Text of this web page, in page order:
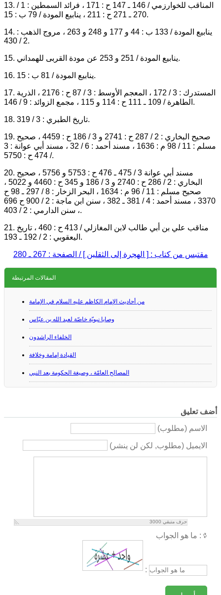
13. المناقب للخوارزمي / 146 ـ 147 ح : 171 ، فرائد السمطين : 1 /
270 ـ 271 ح : 211 ، ينابيع المودة / 79 ب : 15.
14. ينابيع المودة / 133 ب : 44 و 177 و 248 و 263 ، مروج الذهب :
2 / 430.
15. ينابيع المودة / 251 و 253 عن مودة القربى للهمداني.
16. ينابيع المودة / 81 ب : 15.
17. المستدرك : 3 / 172 ، المعجم الأوسط : 3 / 87 ح : 2176 ، الذرية
الطاهرة / 109 ـ 111 ح : 114 و 115 ، مجمع الزوائد : 9 / 146.
18. تاريخ الطبري : 3 / 319.
19. صحيح البخاري : 2 / 287 ح : 2741 و 3 / 186 ح : 4459 ، صحيح
مسلم : 11 / 98 م : 1636 ، مسند أحمد : 6 / 32 ، مسند أبي عوانة : 3
/ 474 ح : 5750.
20. مسند أبي عوانة 3 / 475 ـ 476 ح : 5753 و 5756 ، صحيح
البخاري : 2 / 286 ح : 2740 و 3 / 186 و 345 ح : 4460 و 5022 ،
صحيح مسلم : 11 / 96 م : 1634 ، البحر الزخار : 8 / 297 ـ 98 ح
3370 ، مسند أحمد : 4 / 381 ـ 382 ، سنن ابن ماجة : 2 / 900 ح 696
، سنن الدارمي : 2 / 403.
21. مناقب علي بن أبي طالب لابن المغازلي / 413 ح : 460 ، تاريخ
اليعقوبي : 2 / 192 ـ 193.
مقتبس من كتاب : [ الهجرة إلى الثقلين ] / الصفحة : 267 ـ 280
المقالات المرتبطة
من أحاديث الإمام الكاظم عليه السلام في الإمامة
وصايا نبويّة خاصّة لعبد الله بن عبّاس
الخلفاء الراشدون
القيادة إمامة وخلافة
المصالح العامّة ، وصيغة الحكومة بعد النبي
أضف تعليق
الاسم (مطلوب)
الايميل (مطلوب, لكن لن ينشر)
3000 حرف متبقي
ما هو الجواب :
: